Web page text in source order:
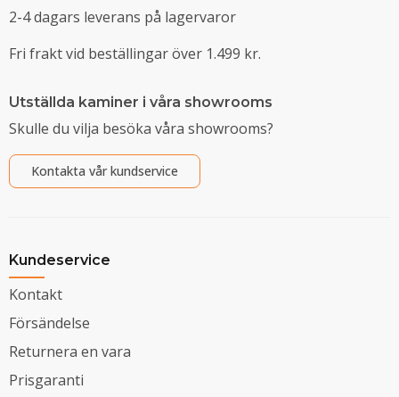
2-4 dagars leverans på lagervaror
Fri frakt vid beställingar över 1.499 kr.
Utställda kaminer i våra showrooms
Skulle du vilja besöka våra showrooms?
Kontakta vår kundservice
Kundeservice
Kontakt
Försändelse
Returnera en vara
Prisgaranti